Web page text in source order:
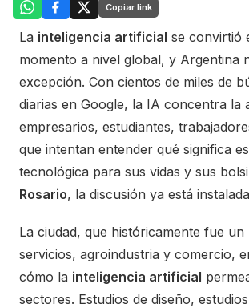
Copiar link
La inteligencia artificial se convirtió
momento a nivel global, y Argentina
excepción. Con cientos de miles de
diarias en Google, la IA concentra la
empresarios, estudiantes,
que intentan entender qué significa
tecnológica para sus vidas y sus
Rosario, la discusión ya está
La ciudad, que históricamente fue un
servicios, agroindustria y comercio,
cómo la inteligencia artificial
sectores. Estudios de diseño,